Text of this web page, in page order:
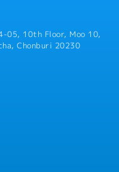
05, 10th Floor, Moo 10,
Chonburi 20230